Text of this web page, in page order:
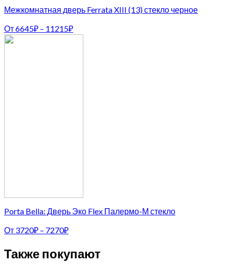
Межкомнатная дверь Ferrata XIII (13) стекло черное
От6645₽ – 11215₽
Porta Bella: Дверь Эко Flex Палермо-М стекло
От 3720₽ – 7270₽
Также покупают